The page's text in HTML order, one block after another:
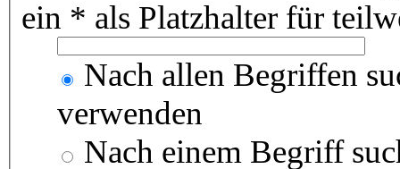
ein * als Platzhalter für
Nach allen Begriffen
verwenden
Nach einem Begriff